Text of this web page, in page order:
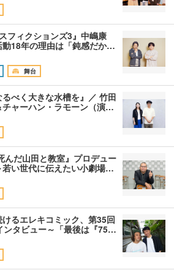
フィクションズ3』中嶋康
18年の理由は「鈍感だか…
舞台
べく大きな水槽を』／ 竹田
チャーハン・ラモーン（演…
んだ山田と教室』プロデュー
い世代に伝えたい小劇場…
るエレキコミック、第35回
ンタビュー～「最後は『75…